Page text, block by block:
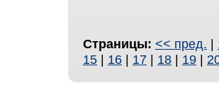
Страницы: << пред. |
15 | 16 | 17 | 18 | 19 |